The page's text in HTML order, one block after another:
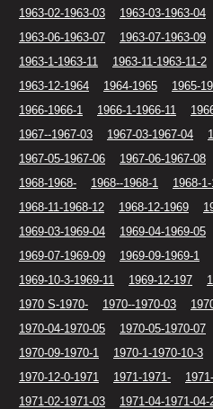
1963-02-1963-03
1963-03-1963-04
1963-06-1963-07
1963-07-1963-09
1963-1-1963-11
1963-11-1963-11-2
1963-12-1964
1964-1965 1965-
1966-1966-1
1966-1-1966-11
1967--1967-03
1967-03-1967-04
1967-05-1967-06
1967-06-1967-08
1968-1968-
1968--1968-1
1968-
1968-11-1968-12
1968-12-1969
1969-03-1969-04
1969-04-1969-05
1969-07-1969-09
1969-09-1969-1
1969-10-3-1969-11
1969-12-197
1970 S-1970-
1970--1970-03
1970-04-1970-05
1970-05-1970-07
1970-09-1970-1
1970-1-1970-10-3
1970-12-0-1971
1971-1971-
1971-02-1971-03
1971-04-1971-04-